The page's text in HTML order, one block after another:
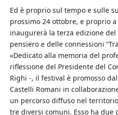
Ed è proprio sul tempo e sulle
prossimo 24 ottobre, e proprio
inaugurerà la terza edizione
pensiero e delle connessioni
«Dedicato alla memoria del
riflessione del Presidente del
Righi -, il festival è promosso
Castelli Romani in
un percorso diffuso nel
tre diversi comuni. Esso ha due